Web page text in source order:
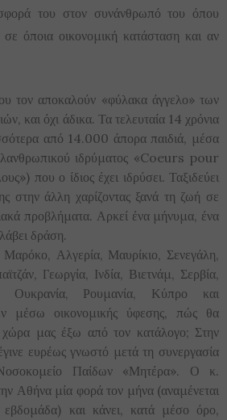
του στον συνάνθρωπό του όπου
σε όποια οικονομική κατάσταση και αν
τον αποκαλούν «φύλακα άγγελο» των
και όχι άδικα. Τα τελευταία 14 χρόνια
από 14.000 άπορα παιδιά, μέσα
ιδρύματος «Coeurs pour
που ο ίδιος έχει ιδρύσει. Ταξιδεύει
στην άλλη χαρίζοντας ξανά τη ζωή σε
προβλήματα. Αρκεί ένα μήνυμα, ένα
δράση.
Μαρόκο, Αλγερία, Μαυρίκιο, Σενεγάλη,
Γεωργία, Ινδία, Βιετνάμ, Σερβία,
Ουκρανία, Ρουμανία, Κύπρο και
μέσω οικονομικής ύφεσης, πώς θα
μας έξω από τον κατάλογο; Στην
ευρέως γνωστό μετά τη συνεργασία
Παίδων «Μητέρα». Ο κ.
Αθήνα μία φορά τον μήνα (αναμένεται
και κάνει, κατά μέσο όρο,